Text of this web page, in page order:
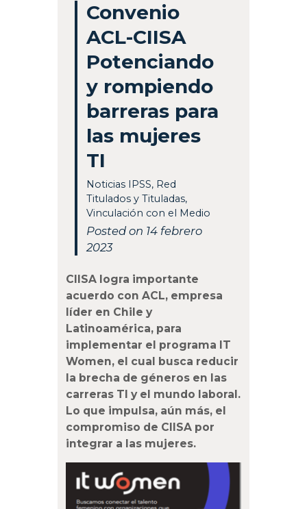
Convenio
ACL-CIISA
Potenciando
y rompiendo
barreras para
las mujeres
TI
Noticias IPSS, Red
Titulados y Tituladas,
Vinculación con el Medio
Posted on 14 febrero
2023
CIISA logra importante
acuerdo con ACL, empresa
líder en Chile y
Latinoamérica, para
implementar el programa IT
Women, el cual busca reducir
la brecha de géneros en las
carreras TI y el mundo laboral.
Lo que impulsa, aún más, el
compromiso de CIISA por
integrar a las mujeres.